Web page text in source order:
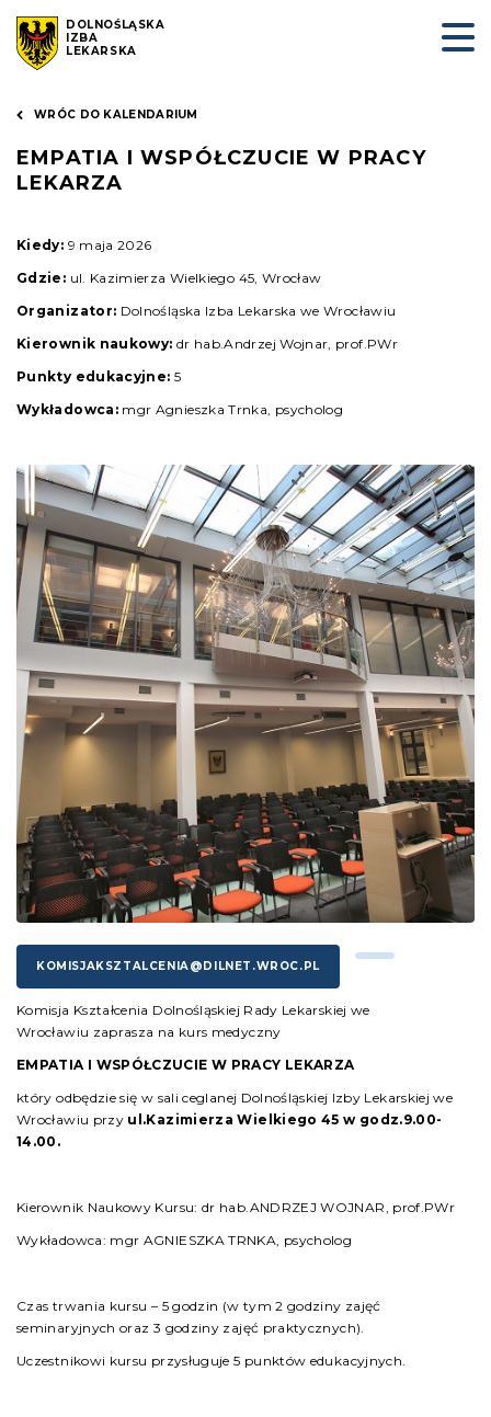
DOLNOŚLĄSKA
IZBA
LEKARSKA
WRÓC DO KALENDARIUM
EMPATIA I WSPÓŁCZUCIE W PRACY
LEKARZA
Kiedy: 9 maja 2026
Gdzie: ul. Kazimierza Wielkiego 45, Wrocław
Organizator: Dolnośląska Izba Lekarska we Wrocławiu
Kierownik naukowy: dr hab.Andrzej Wojnar, prof.PWr
Punkty edukacyjne: 5
Wykładowca:mgr Agnieszka Trnka, psycholog
KOMISJAKSZTALCENIA@DILNET.WROC.PL
Komisja Kształcenia Dolnośląskiej Rady Lekarskiej we
Wrocławiu zaprasza na kurs medyczny
EMPATIA I WSPÓŁCZUCIE W PRACY LEKARZA
który odbędzie się w sali ceglanej Dolnośląskiej Izby Lekarskiej we
Wrocławiu przy ul.Kazimierza Wielkiego 45w godz.9.00-
14.00.
Kierownik Naukowy Kursu: dr hab.ANDRZEJ WOJNAR, prof.PWr
Wykładowca: mgr AGNIESZKA TRNKA, psycholog
Czas trwania kursu – 5 godzin (w tym 2 godziny zajęć
seminaryjnych oraz 3 godziny zajęć praktycznych).
Uczestnikowi kursu przysługuje 5 punktów edukacyjnych.